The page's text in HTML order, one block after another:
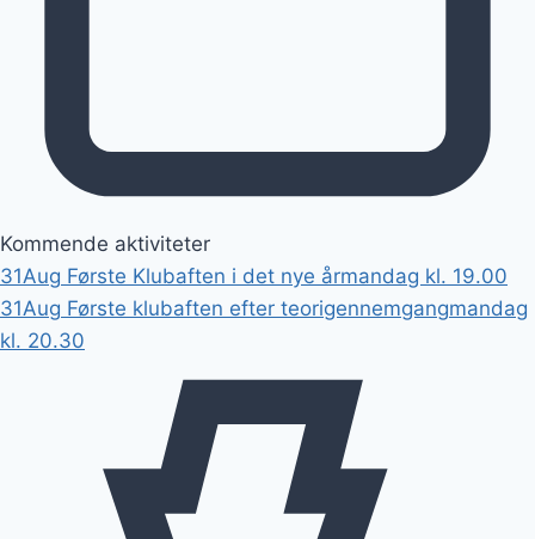
Kommende aktiviteter
31Aug Første Klubaften i det nye årmandag kl. 19.00
31Aug Første klubaften efter teorigennemgangmandag
kl. 20.30